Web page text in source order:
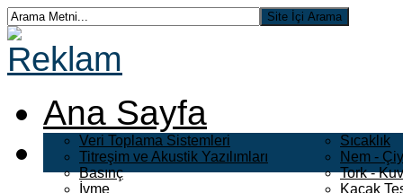
Ana Sayfa
Veri Toplama Sistemleri
Titreşim ve Akustik Yazılımları
Basınç
İvme
Sıcaklık
Nem -
Tork -
Kaçak